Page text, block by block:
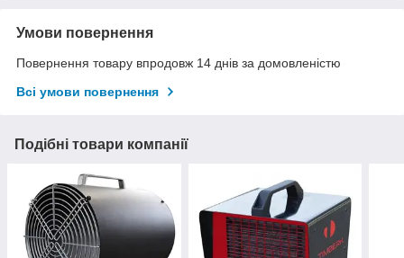
Умови повернення
Повернення товару впродовж 14 днів за домовленістю
Всі умови повернення
Подібні товари компанії